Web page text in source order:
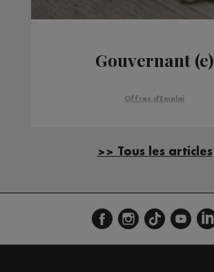
Gouvernant (e)
Offres d'Emploi
>> Tous les articles